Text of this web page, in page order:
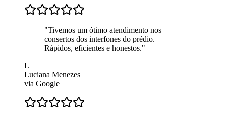
"Tivemos um ótimo atendimento nos
consertos dos interfones do prédio.
Rápidos, eficientes e honestos."
L
Luciana Menezes
via Google